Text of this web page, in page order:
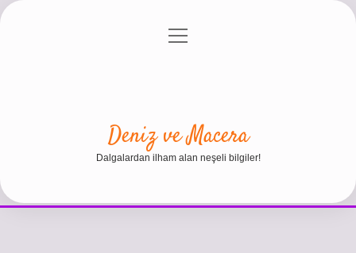
Gizlilik Politikası
menüyü
Deniz ve Macera
Dalgalardan ilham alan neşeli bilgiler!